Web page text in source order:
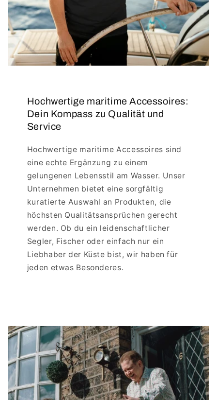
Hochwertige maritime Accessoires:
Dein Kompass zu Qualität und
Service
Hochwertige maritime Accessoires sind
eine echte Ergänzung zu einem
gelungenen Lebensstil am Wasser. Unser
Unternehmen bietet eine sorgfältig
kuratierte Auswahl an Produkten, die
höchsten Qualitätsansprüchen gerecht
werden. Ob du ein leidenschaftlicher
Segler, Fischer oder einfach nur ein
Liebhaber der Küste bist, wir haben für
jeden etwas Besonderes.